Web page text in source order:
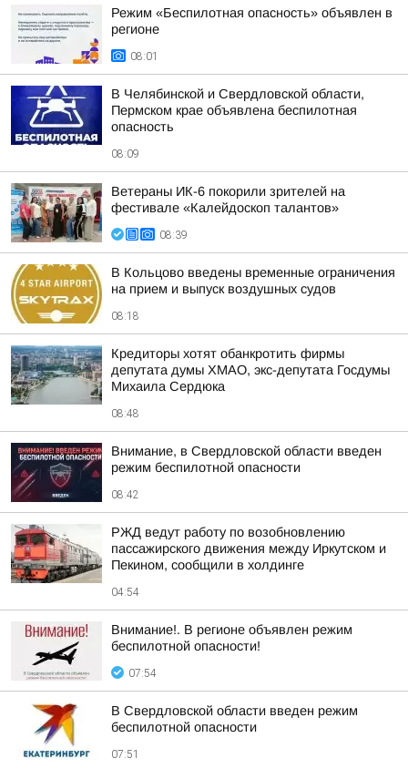
Режим «Беспилотная опасность» объявлен в
регионе
08:01
В Челябинской и Свердловской области,
Пермском крае объявлена беспилотная
опасность
08:09
Ветераны ИК-6 покорили зрителей на
фестивале «Калейдоскоп талантов»
08:39
В Кольцово введены временные ограничения
на прием и выпуск воздушных судов
08:18
Кредиторы хотят обанкротить фирмы
депутата думы ХМАО, экс-депутата Госдумы
Михаила Сердюка
08:48
Внимание, в Свердловской области введен
режим беспилотной опасности
08:42
РЖД ведут работу по возобновлению
пассажирского движения между Иркутском и
Пекином, сообщили в холдинге
04:54
Внимание!. В регионе объявлен режим
беспилотной опасности!
07:54
В Свердловской области введен режим
беспилотной опасности
07:51